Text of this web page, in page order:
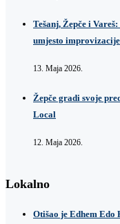
Tešanj, Žepče i
umjesto improvizacije
13. Maja 2026.
Žepče gradi svoje
Local
12. Maja 2026.
Lokalno
Otišao je Edhem